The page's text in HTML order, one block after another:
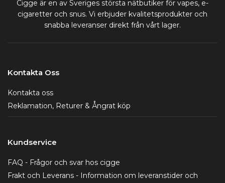
Cigge är en av Sveriges största nätbutiker för vapes, e-
cigaretter och snus. Vi erbjuder kvalitetsprodukter och
snabba leveranser direkt från vårt lager.
Kontakta Oss
Kontakta oss
Reklamation, Returer & Ångrat köp
Kundservice
FAQ - Frågor och svar hos cigge
Frakt och Leverans - Information om leveranstider och